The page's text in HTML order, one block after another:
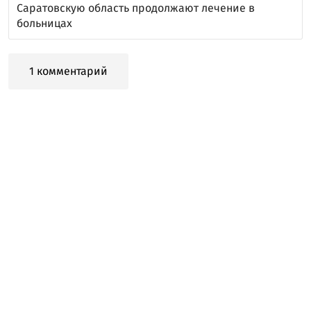
Саратовскую область продолжают лечение в
больницах
1 комментарий